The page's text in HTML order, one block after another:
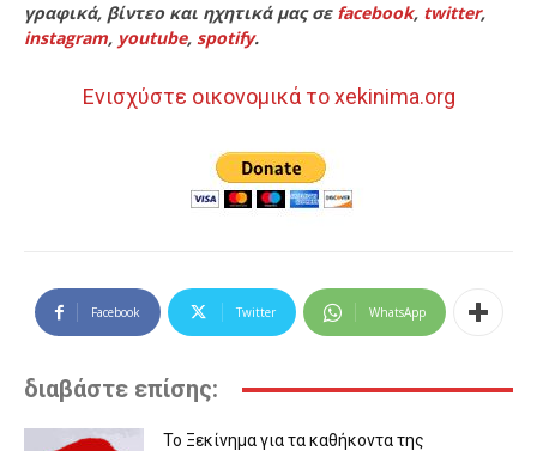
γραφικά, βίντεο και ηχητικά μας σε facebook, twitter,
instagram, youtube, spotify.
Ενισχύστε οικονομικά το xekinima.org
Facebook Twitter WhatsApp
διαβάστε επίσης:
Το Ξεκίνημα για τα καθήκοντα της